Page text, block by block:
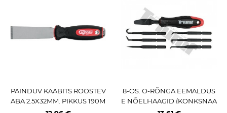
PAINDUV KAABITS ROOSTEV
ABA 2.5X32MM. PIKKUS 190M
M KS TOOLS
8-OS. O-RÕNGA EEMALDUS
E NÕELHAAGID (KONKSNAA
SKLID) KOMPL. FIIBERPLAST